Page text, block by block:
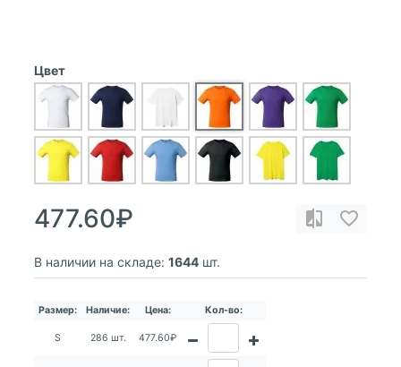
Цвет
477.60₽
В наличии на складе: 1644 шт.
Размер: Наличие: Цена: Кол-во:
S 286 шт. 477.60₽